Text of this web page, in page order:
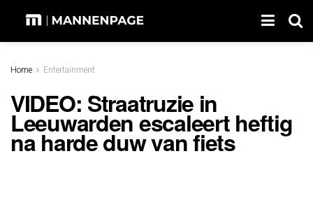
Home Entertainment
VIDEO: Straatruzie in
Leeuwarden escaleert heftig
na harde duw van fiets